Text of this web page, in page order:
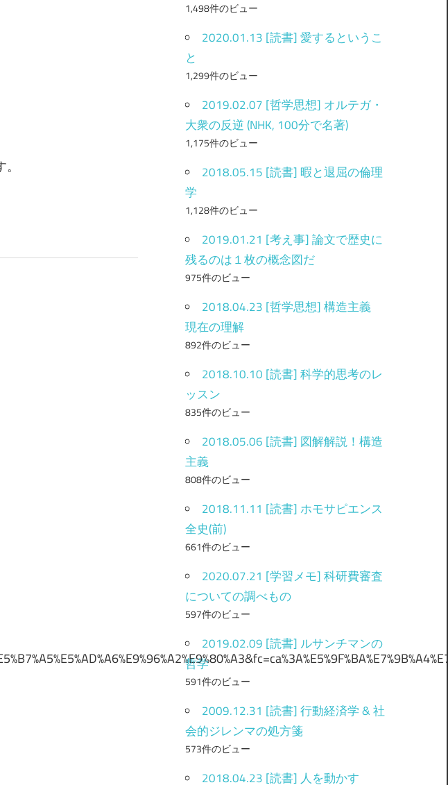
1,498件のビュー
2020.01.13 [読書] 愛するというこ
と
1,299件のビュー
2019.02.07 [哲学思想] オルテガ・
大衆の反逆 (NHK, 100分で名著)
1,175件のビュー
2018.05.15 [読書] 暇と退屈の倫理
学
1,128件のビュー
2019.01.21 [考え事] 論文で歴史に
残るのは１枚の概念図だ
975件のビュー
2018.04.23 [哲学思想] 構造主義
現在の理解
892件のビュー
2018.10.10 [読書] 科学的思考のレ
ッスン
835件のビュー
2018.05.06 [読書] 図解解説！構造
主義
808件のビュー
2018.11.11 [読書] ホモサピエンス
全史(前)
661件のビュー
2020.07.21 [学習メモ] 科研費審査
についての調べもの
597件のビュー
2019.02.09 [読書] ルサンチマンの
哲学
591件のビュー
2009.12.31 [読書] 行動経済学 & 社
会的ジレンマの処方箋
573件のビュー
2018.04.23 [読書] 人を動かす